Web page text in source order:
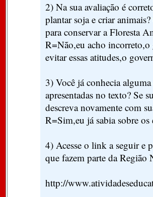
2) Na sua avaliação é
plantar soja e criar
para conservar a Floresta
R=Não,eu acho incorreto,o
evitar essas atitudes,o
3) Você já conhecia
apresentadas no texto? Se
descreva novamente com
R=Sim,eu já sabia sobre
4) Acesse o link a seguir e
que fazem parte da Região
http://